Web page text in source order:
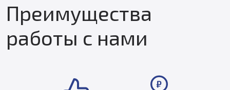
Преимущества
работы с нами